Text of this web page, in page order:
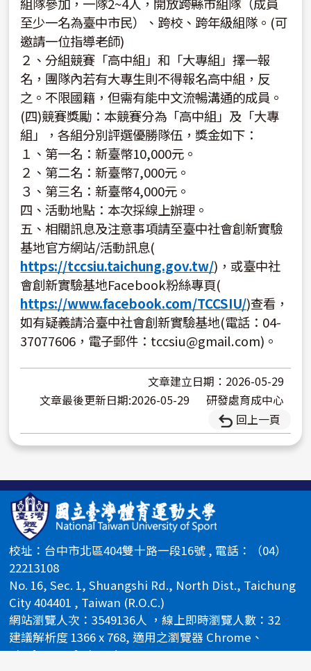
至少一名為臺中市民）、跨校、跨年級組隊。(可
邀請一位指導老師)
２、分組競賽「高中組」和「大專組」擇一報
名，團隊內若有大專生則不得報名高中組，反
之。不限國籍，但需有能中文流暢溝通的成員。
(四)競賽獎勵：本競賽分為「高中組」及「大專
組」，各組分別評選優勝隊伍，獎金如下：
１、第一名：新臺幣10,000元。
２、第二名：新臺幣7,000元。
３、第三名：新臺幣4,000元。
四、活動地點：本次採線上辦理。
五、相關訊息及注意事項請至臺中社會創新實驗
基地官方網站/活動訊息(
https://tccsiu.taichung.gov.tw/)，或臺中社
會創新實驗基地Facebook粉絲專頁(
https://www.facebook.com/TCCSIU/)查看，
如有疑義請洽臺中社會創新實驗基地(電話：04-
37077606，電子郵件：tccsiu@gmail.com)。
文章建立日期：2026-05-29
文章最後更新日期:2026-05-29
研發處育成中心
回上一頁
校址：台中市北區404雙十路一段16號 , 電話：（04）
22213108
No. 16, Sec. 1, Shuangshi Rd., North Dist., Taichung
City 404401 , Taiwan (R.O.C.)
網站瀏覽人次：3549136人 ，線上即時瀏覽人數：32
建議解析度 1366 x 768, 適用之瀏覽器 Chrome、
Firefox、Safari、Edge